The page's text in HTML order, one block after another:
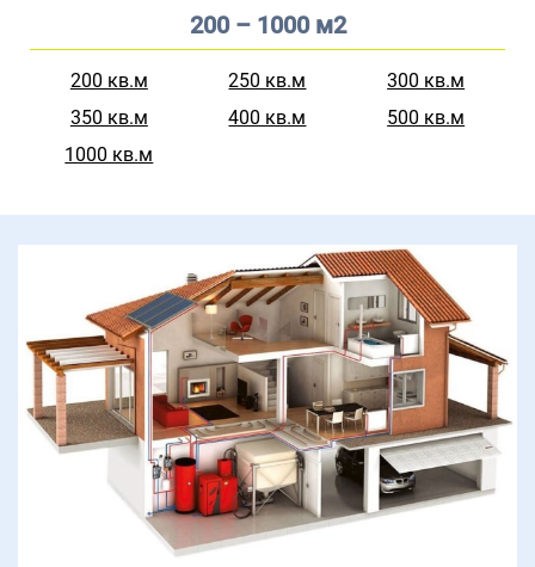
200 – 1000 м2
200 кв.м 250 кв.м
300 кв.м
350 кв.м
400 кв.м
500 кв.м
1000 кв.м